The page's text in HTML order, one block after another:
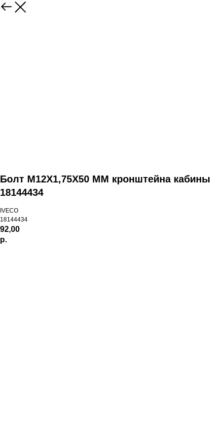
Болт M12X1,75X50 MM кронштейна кабины
18144434
IVECO
18144434
92,00
р.